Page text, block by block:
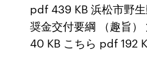
pdf 439 KB 浜松市野
奨金交付要綱 （趣旨
40 KB こちら pdf 192